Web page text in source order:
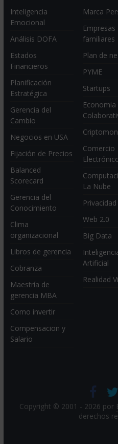
Inteligencia
Emocional
Análisis DOFA
Estados
Financieros
Planificación
Estratégica
Gerencia del
Cambio
Negocios en USA
Fijación de Precios
Balanced
Scorecard
Gerencia del
Conocimiento
Clima
organizacional
Libros de gerencia
Cobranza
Maestría de
gerencia MBA
Como invertir
Compensacion y
Salario
Marca
Empresas
familiares
Plan de
PYME
Startups
Economia
Comercio
La Nube
Web 2.0
Big Data
Artificial
Realidad
Copyright © 2001 - 2026 por
derechos